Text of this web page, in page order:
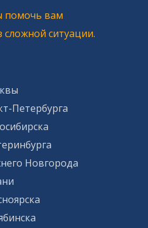
помочь вам
сложной ситуации.
Петербурга
Новгорода